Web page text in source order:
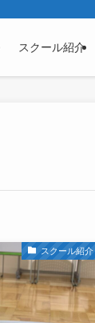
スクール紹介
スクール紹介